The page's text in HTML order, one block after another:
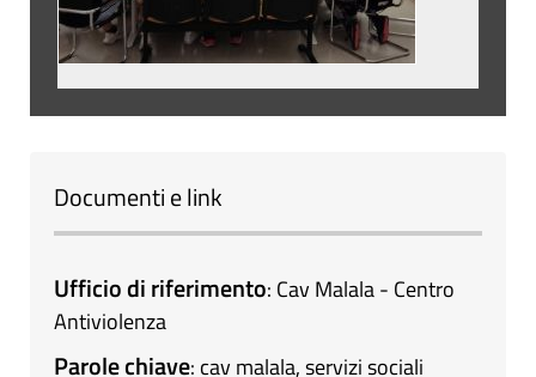
Documenti e link
Ufficio di riferimento: Cav Malala - Centro
Antiviolenza
Parole chiave: cav malala,servizi sociali